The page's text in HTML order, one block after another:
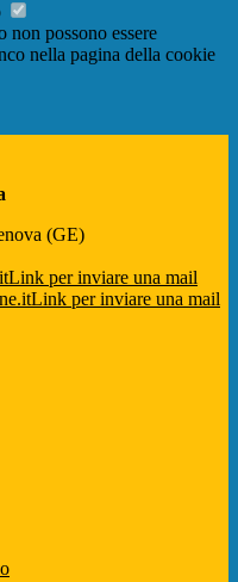
non possono essere
nella pagina della cookie
(GE)
Link per inviare una mail
Link per inviare una mail